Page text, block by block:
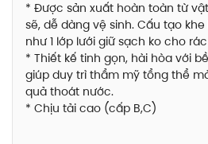
* Được sản xuất hoàn toàn từ
sẽ, dễ dàng vệ sinh. Cấu tạo
như 1 lớp lưới giữ sạch ko cho
* Thiết kế tinh gọn, hài hòa với
giúp duy trì thẩm mỹ tổng thể
quả thoát nước.
* Chịu tải cao (cấp B,C)